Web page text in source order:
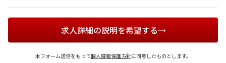
求人詳細の説明を希望する
本フォーム送信をもって個人情報保護方針に同意したものとします。